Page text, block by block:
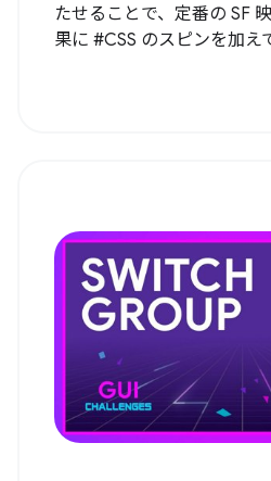
たせることで、定番の SF
果に #CSS のスピンを加え